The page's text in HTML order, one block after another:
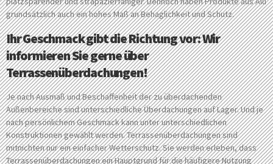
grundsätzlich auch ein hohes Maß an Behaglichkeit und Schutz.
Ihr Geschmack gibt die Richtung vor: Wir
informieren Sie gerne über
Terrassenüberdachungen!
Je nach Ausmaß und Beschaffenheit der zu überdachenden
Außenbereiche sind unterschiedliche Überdachungen auf Lager. Und je
nach persönlichem Geschmack kann unter unterschiedlichen
Konstruktionen gewählt werden. Terrassenüberdachungen sind
mitnichten nur ein einfacher Wetterschutz. Sie werden erleben, dass
Terrassenüberdachungen ein Hauptgrund für die häufigere Nutzung